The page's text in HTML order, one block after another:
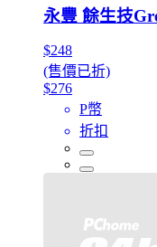
永豐 餘生技
$248
(售價已折)
$276
P幣
折扣